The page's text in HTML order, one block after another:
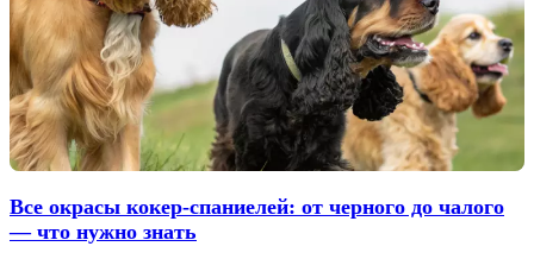
Все окрасы кокер-спаниелей: от черного до чалого
— что нужно знать